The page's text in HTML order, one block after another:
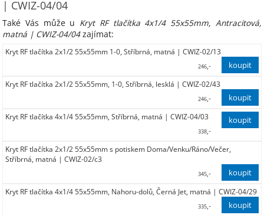
| CWIZ-04/04
Také Vás může u Kryt RF tlačítka 4x1/4 55x55mm, Antracitová,
matná | CWIZ-04/04zajímat:
Kryt RF tlačítka 2x1/2 55x55mm 1-0, Stříbrná, matná | CWIZ-02/13
246,-
203,00
Kryt RF tlačítka 2x1/2 55x55mm, 1-0, Stříbrná, lesklá | CWIZ-02/43
246,-
203,00
Kryt RF tlačítka 4x1/4 55x55mm, Stříbrná, matná | CWIZ-04/03
338,-
279,00
Kryt RF tlačítka 2x1/2 55x55mm s potiskem Doma/Venku/Ráno/Večer,
Stříbrná, matná | CWIZ-02/c3
345,-
285,00
Kryt RF tlačítka 4x1/4 55x55mm, Nahoru-dolů, Černá Jet, matná | CWIZ-04/29
335,-